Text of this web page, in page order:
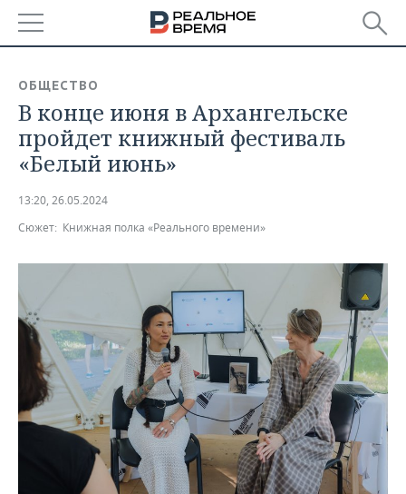
БАШКОРТОСТАН
ТАТАРСТАН
НОВОСТИ
АНАЛИТИКА
ДЕКЛАРАЦИИ О ДОХОДАХ
ВУЗЫ ТАТАРСТАНА
КОМУ ПРИНАДЛЕЖАТ
ТОРГОВЫЕ ЦЕНТРЫ
ТАТАРСТАНА
НОВОСТИ ЭКОНОМИКИ
БАНКИ
БЮДЖЕТ
ИНВЕСТИЦИИ
ПРОМЫШЛЕННОСТЬ
АГРОПРОМ
МАШИНОСТРОЕНИЕ
НЕФТЕХИМИЯ
НЕДВИЖИМОСТЬ
НОВОСТИ НЕДВИЖИМОСТИ
АВТО
НОВОСТИ АВТО
БИЗНЕС
НОВОСТИ БИЗНЕСА
РОЗНИЧНАЯ ТОРГОВЛЯ
ТРАНСПОРТ
ТЕХНОЛОГИИ
НОВОСТИ ТЕХНОЛОГИЙ
МЕРОПРИЯТИЯ
НОВОСТИ МЕРОПРИЯТИЙ
ОБЩЕСТВО
В конце июня в Архангельске
пройдет книжный фестиваль
«Белый июнь»
13:20, 26.05.2024
Сюжет: Книжная полка «Реального времени»